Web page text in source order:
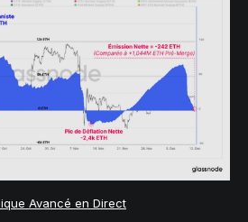
Avancé en Direct